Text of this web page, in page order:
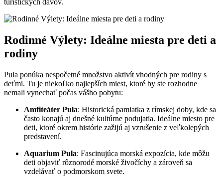
Rodinné Výlety: Ideálne miesta pre deti a
rodiny
Pula ponúka nespočetné množstvo aktivít vhodných pre rodiny s
deťmi. Tu je niekoľko najlepších miest, ktoré by ste rozhodne
nemali vynechať počas vášho pobytu:
Amfiteáter Pula: Historická pamiatka z rímskej doby, kde sa
často konajú aj dnešné kultúrne podujatia. Ideálne miesto pre
deti, ktoré okrem histórie zažijú aj vzrušenie z veľkolepých
predstavení.
Aquarium Pula: Fascinujúca morská expozícia, kde môžu
deti objaviť rôznorodé morské živočíchy a zároveň sa
vzdelávať o podmorskom svete.